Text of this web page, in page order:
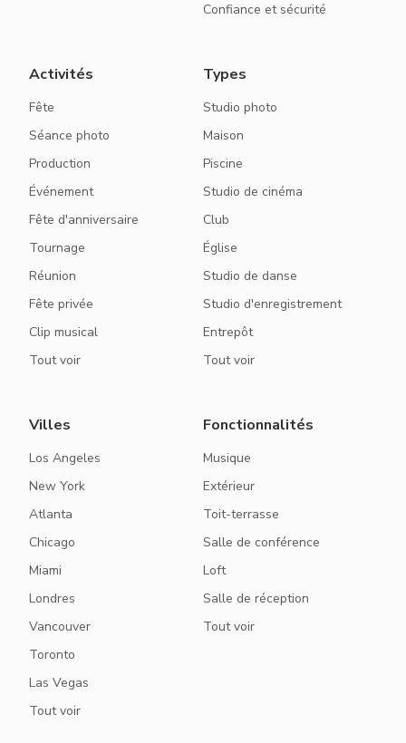
Confiance et sécurité
Activités
Fête
Séance photo
Production
Événement
Fête d'anniversaire
Tournage
Réunion
Fête privée
Clip musical
Tout voir
Types
Studio photo
Maison
Piscine
Studio de cinéma
Club
Église
Studio de danse
Studio d'enregistrement
Entrepôt
Tout voir
Villes
Los Angeles
New York
Atlanta
Chicago
Miami
Londres
Vancouver
Toronto
Las Vegas
Tout voir
Fonctionnalités
Musique
Extérieur
Toit-terrasse
Salle de conférence
Loft
Salle de réception
Tout voir